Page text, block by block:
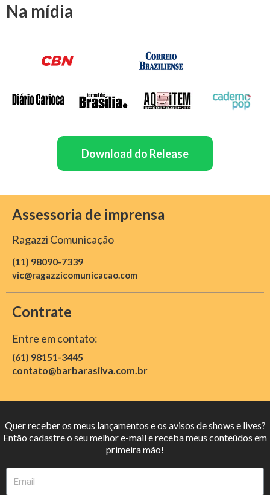
Na mídia
Download do Release
Assessoria de imprensa
Ragazzi Comunicação
(11) 98090-7339
vic@ragazzicomunicacao.com
Contrate
Entre em contato:
(61) 98151-3445
contato@barbarasilva.com.br
Quer receber os meus lançamentos e os avisos de shows e lives?
Então cadastre o seu melhor e-mail e receba meus conteúdos em
primeira mão!